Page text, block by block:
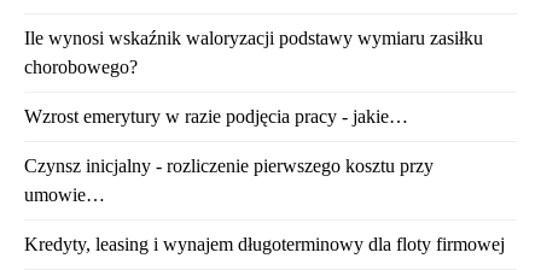
Ile wynosi wskaźnik waloryzacji podstawy wymiaru zasiłku
chorobowego?
Wzrost emerytury w razie podjęcia pracy - jakie…
Czynsz inicjalny - rozliczenie pierwszego kosztu przy
umowie…
Kredyty, leasing i wynajem długoterminowy dla floty firmowej